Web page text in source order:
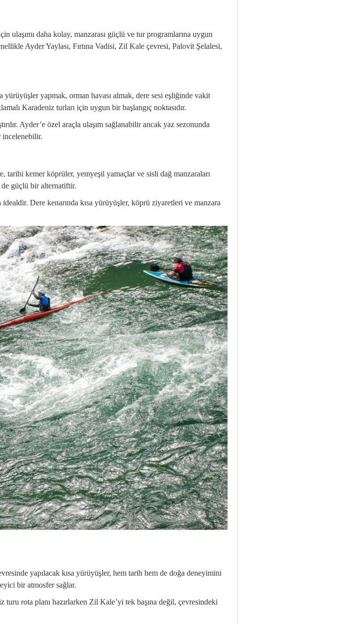
daha kolay, manzarası güçlü ve tur programlarına uygun
Ayder Yaylası, Fırtına Vadisi, Zil Kale çevresi, Palovit Şelalesi,
yapmak, orman havası almak, dere sesi eşliğinde vakit
Karadeniz turları için uygun bir başlangıç noktasıdır.
Ayder’e özel araçla ulaşım sağlanabilir ancak yaz sezonunda
incelenebilir.
tarihi kemer köprüler, yemyeşil yamaçlar ve sisli dağ manzaraları
de güçlü bir alternatiftir.
Dere kenarında kısa yürüyüşler, köprü ziyaretleri ve manzara
yapılacak kısa yürüyüşler, hem tarih hem de doğa deneyimini
bir atmosfer sağlar.
rota planı hazırlarken Zil Kale’yi tek başına değil, çevresindeki